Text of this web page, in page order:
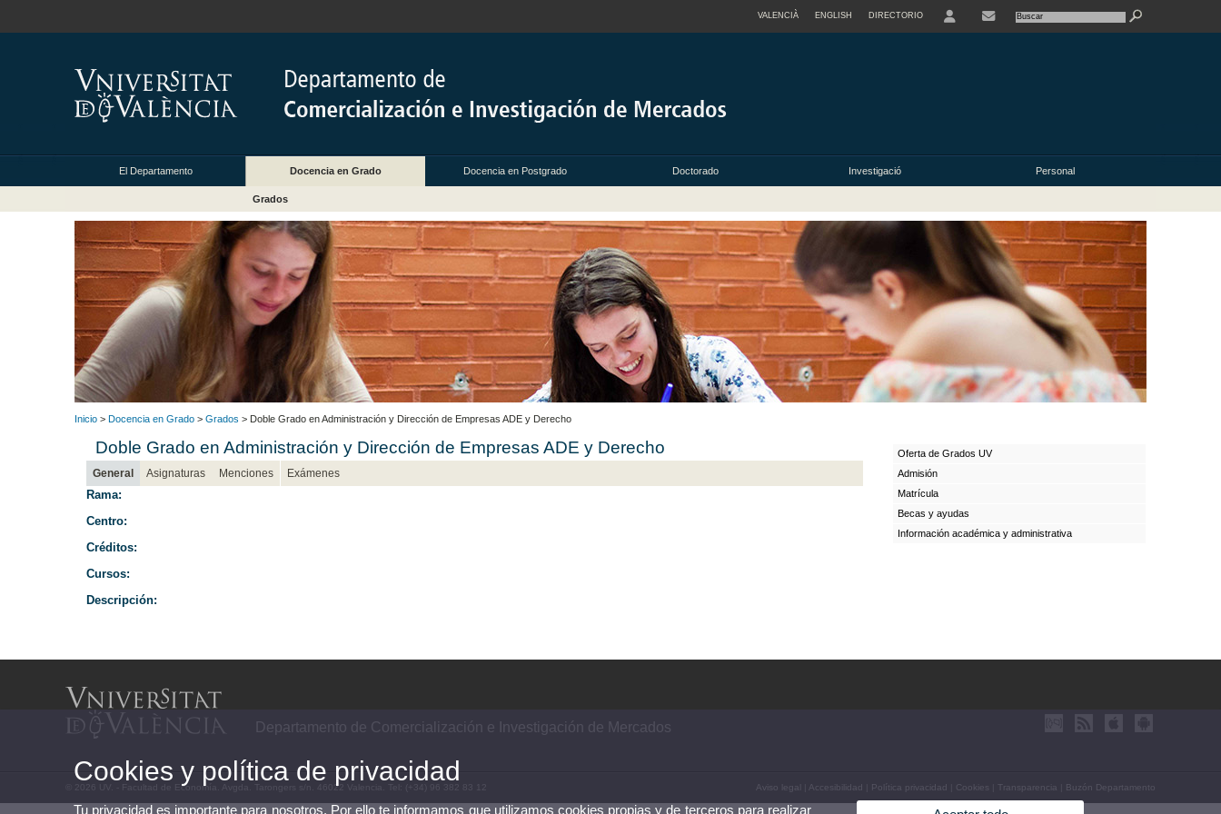
VALENCIÀ ENGLISH DIRECTORIO
El Departamento Docencia en Grado Docencia en Postgrado Doctorado Investigació Personal
Grados
Inicio > Docencia en Grado > Grados > Doble Grado en Administración y Dirección de Empresas ADE y Derecho
Doble Grado en Administración y Dirección de Empresas ADE y Derecho
General Asignaturas Menciones Exámenes
Rama:
Centro:
Créditos:
Cursos:
Descripción:
Oferta de Grados UV
Admisión
Matrícula
Becas y ayudas
Información académica y administrativa
Departamento de Comercialización e Investigación de Mercados
© 2026 UV. - Facultad de Economía. Avgda. Tarongers s/n. 46022 Valencia. Tel: (+34) 96 382 83 12 Aviso legal Accesibilidad Política privacidad Cookies Transparencia Buzón Departamento
Cookies y política de privacidad
Tu privacidad es importante para nosotros. Por ello te informamos que utilizamos cookies propias y de terceros para realizar